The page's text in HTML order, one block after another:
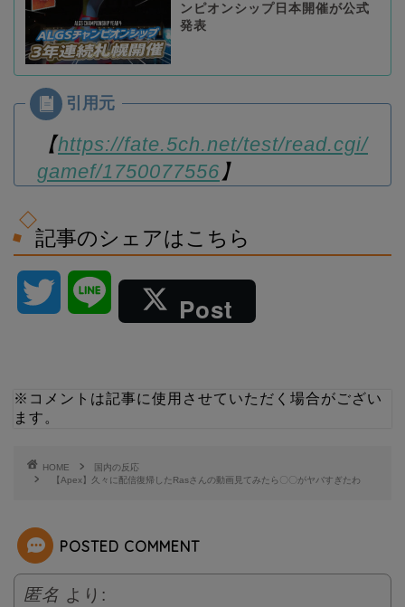
ンピオンシップ日本開催が公式
発表
【https://fate.5ch.net/test/read.cgi/
gamef/1750077556 】
記事のシェアはこちら
t
r
Post
※コメントは記事に使用させていただく場合がござい
ます。
HOME
国内の反応
【Apex】久々に配信復帰したRasさんの動画見てみたら〇〇がヤバすぎたわ
POSTED COMMENT
匿名 より: